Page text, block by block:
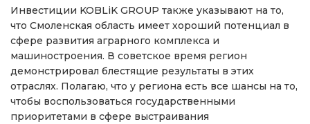
Инвестиции KOBLiK GROUP также указывают на то,
что Смоленская область имеет хороший потенциал в
сфере развития аграрного комплекса и
машиностроения. В советское время регион
демонстрировал блестящие результаты в этих
отраслях. Полагаю, что у региона есть все шансы на то,
чтобы воспользоваться государственными
приоритетами в сфере выстраивания